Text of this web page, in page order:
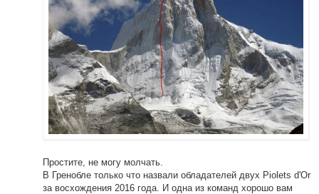
Простите, не могу молчать.
В Гренобле только что назвали обладателей двух Piolets d'Or
за восхождения 2016 года. И одна из команд хорошо вам